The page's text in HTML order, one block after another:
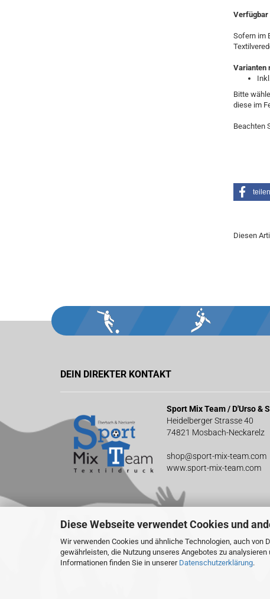
Diese Webseite verwendet Cookies und
Wir verwenden Cookies und ähnliche Technologien, auch
gewährleisten, die Nutzung unseres Angebotes zu
Informationen finden Sie in unserer Datenschutzerklärung.
Verfügbar
Sofern im
Varianten
Bitte
diese im
Beachten
teilen
Diesen
DEIN DIREKTER KONTAKT
Sport Mix Team / D'Urso &
Heidelberger Strasse 40
74821 Mosbach-Neckarelz
shop@sport-mix-team.com
www.sport-mix-team.com